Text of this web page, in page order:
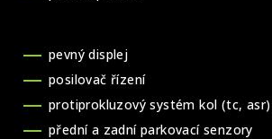
pevný displej
posilovač řízení
protiprokluzový systém kol (tc, asr)
přední a zadní parkovací senzory